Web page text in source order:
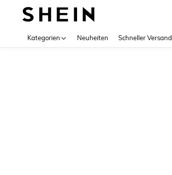
Kategorien Neuheiten Schneller Versand